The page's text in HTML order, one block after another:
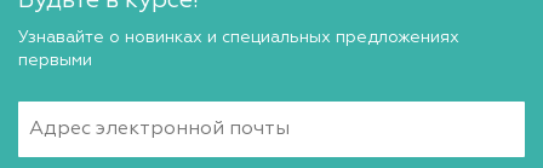
Узнавайте о новинках и специальных предложениях
первыми